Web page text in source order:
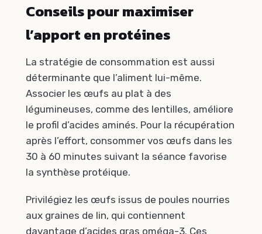
Conseils pour maximiser
l’apport en protéines
La stratégie de consommation est aussi
déterminante que l’aliment lui-même.
Associer les œufs au plat à des
légumineuses, comme des lentilles, améliore
le profil d’acides aminés. Pour la récupération
après l’effort, consommer vos œufs dans les
30 à 60 minutes suivant la séance favorise
la synthèse protéique.
Privilégiez les œufs issus de poules nourries
aux graines de lin, qui contiennent
davantage d’acides gras oméga-3. Ces